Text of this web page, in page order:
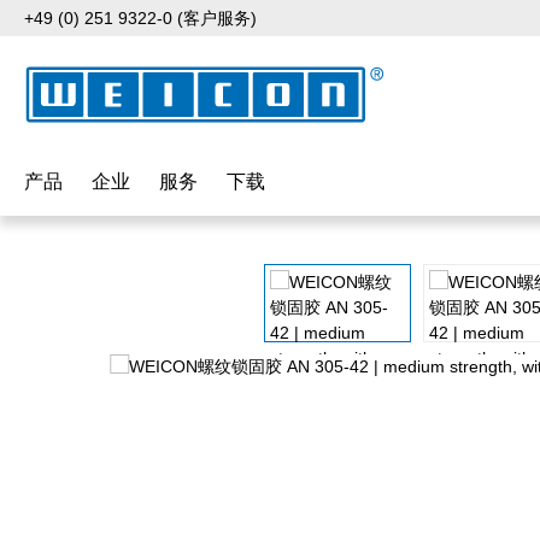
to main content
Skip to search
Skip to main navigation
+49 (0) 251 9322-0 (客户服务)
产品 企业 服务 下载